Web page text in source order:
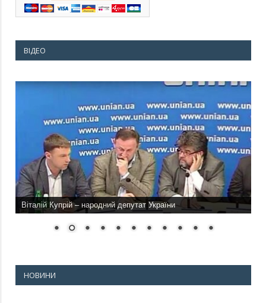
ВІДЕО
Віталій Купрій – народний депутат України
НОВИНИ